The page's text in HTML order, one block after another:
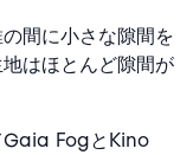
間に小さな隙間を
はほとんど隙間が
Gaia FogとKino